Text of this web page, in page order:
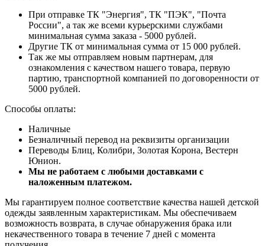
При отправке ТК "Энергия", ТК "ПЭК", "Почта
России", а так же всеми курьерскими службами
минимальная сумма заказа - 5000 рублей.
Другие ТК от минимальная сумма от 15 000 рублей.
Так же мы отправляем новым партнерам, для
ознакомления с качеством нашего товара, первую
партию, транспортной компанией по договоренности от
5000 рублей.
Способы оплаты:
Наличные
Безналичный перевод на реквизиты организации
Переводы Блиц, Колибри, Золотая Корона, Вестерн
Юнион.
Мы не работаем с любыми доставками с
наложенным платежом.
Мы гарантируем полное соответствие качества нашей детской
одежды заявленным характеристикам. Мы обеспечиваем
возможность возврата, в случае обнаружения брака или
некачественного товара в течение 7 дней с момента